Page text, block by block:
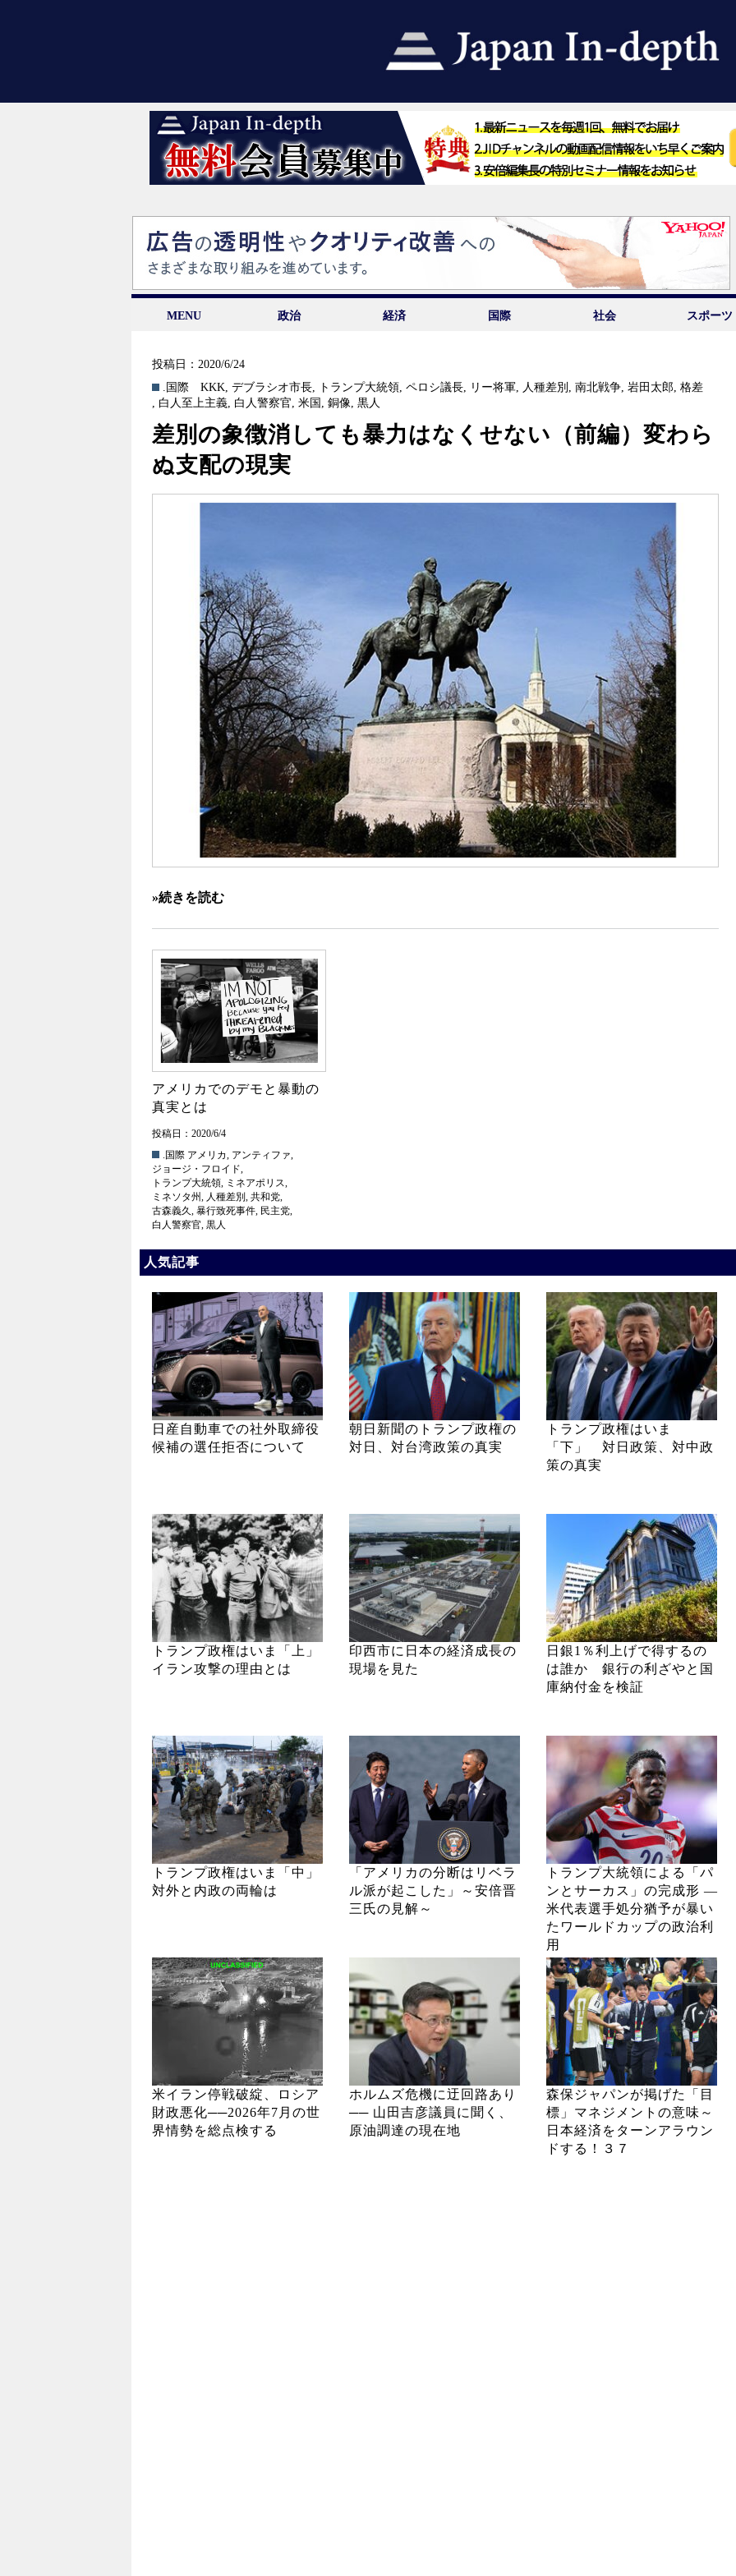
MENU 政治 経済 国際 社会 スポーツ
投稿日：2020/6/24
.国際
KKK,デブラシオ市長, トランプ大統領,ペロシ議長, リー将軍, 人種差別 ,南北戦争,岩田太郎,格差
, 白人至上主義, 白人警察官, 米国 , 銅像, 黒人
差別の象徴消しても暴力はなくせない（前編）変わら
ぬ支配の現実
»続きを読む
アメリカでのデモと暴動の
真実とは
投稿日：2020/6/4
.国際 アメリカ, アンティファ,
ジョージ・フロイド,
トランプ大統領, ミネアポリス,
ミネソタ州, 人種差別 , 共和党,
古森義久, 暴行致死事件, 民主党,
白人警察官, 黒人
人気記事
日産自動車での社外取締役
候補の選任拒否について
朝日新聞のトランプ政権の
対日、対台湾政策の真実
トランプ政権はいま
「下」 対日政策、対中政
策の真実
トランプ政権はいま「上」
イラン攻撃の理由とは
印西市に日本の経済成長の
現場を見た
日銀1％利上げで得するの
は誰か 銀行の利ざやと国
庫納付金を検証
トランプ政権はいま「中」
対外と内政の両輪は
「アメリカの分断はリベラ
ル派が起こした」～安倍晋
三氏の見解～
トランプ大統領による「パ
ンとサーカス」の完成形 ―
米代表選手処分猶予が暴い
たワールドカップの政治利
用
米イラン停戦破綻、ロシア
財政悪化──2026年7月の世
界情勢を総点検する
ホルムズ危機に迂回路あり
── 山田吉彦議員に聞く、
原油調達の現在地
森保ジャパンが掲げた「目
標」マネジメントの意味～
日本経済をターンアラウン
ドする！３７